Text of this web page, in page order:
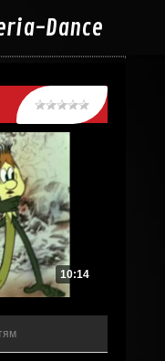
Dance
10:14